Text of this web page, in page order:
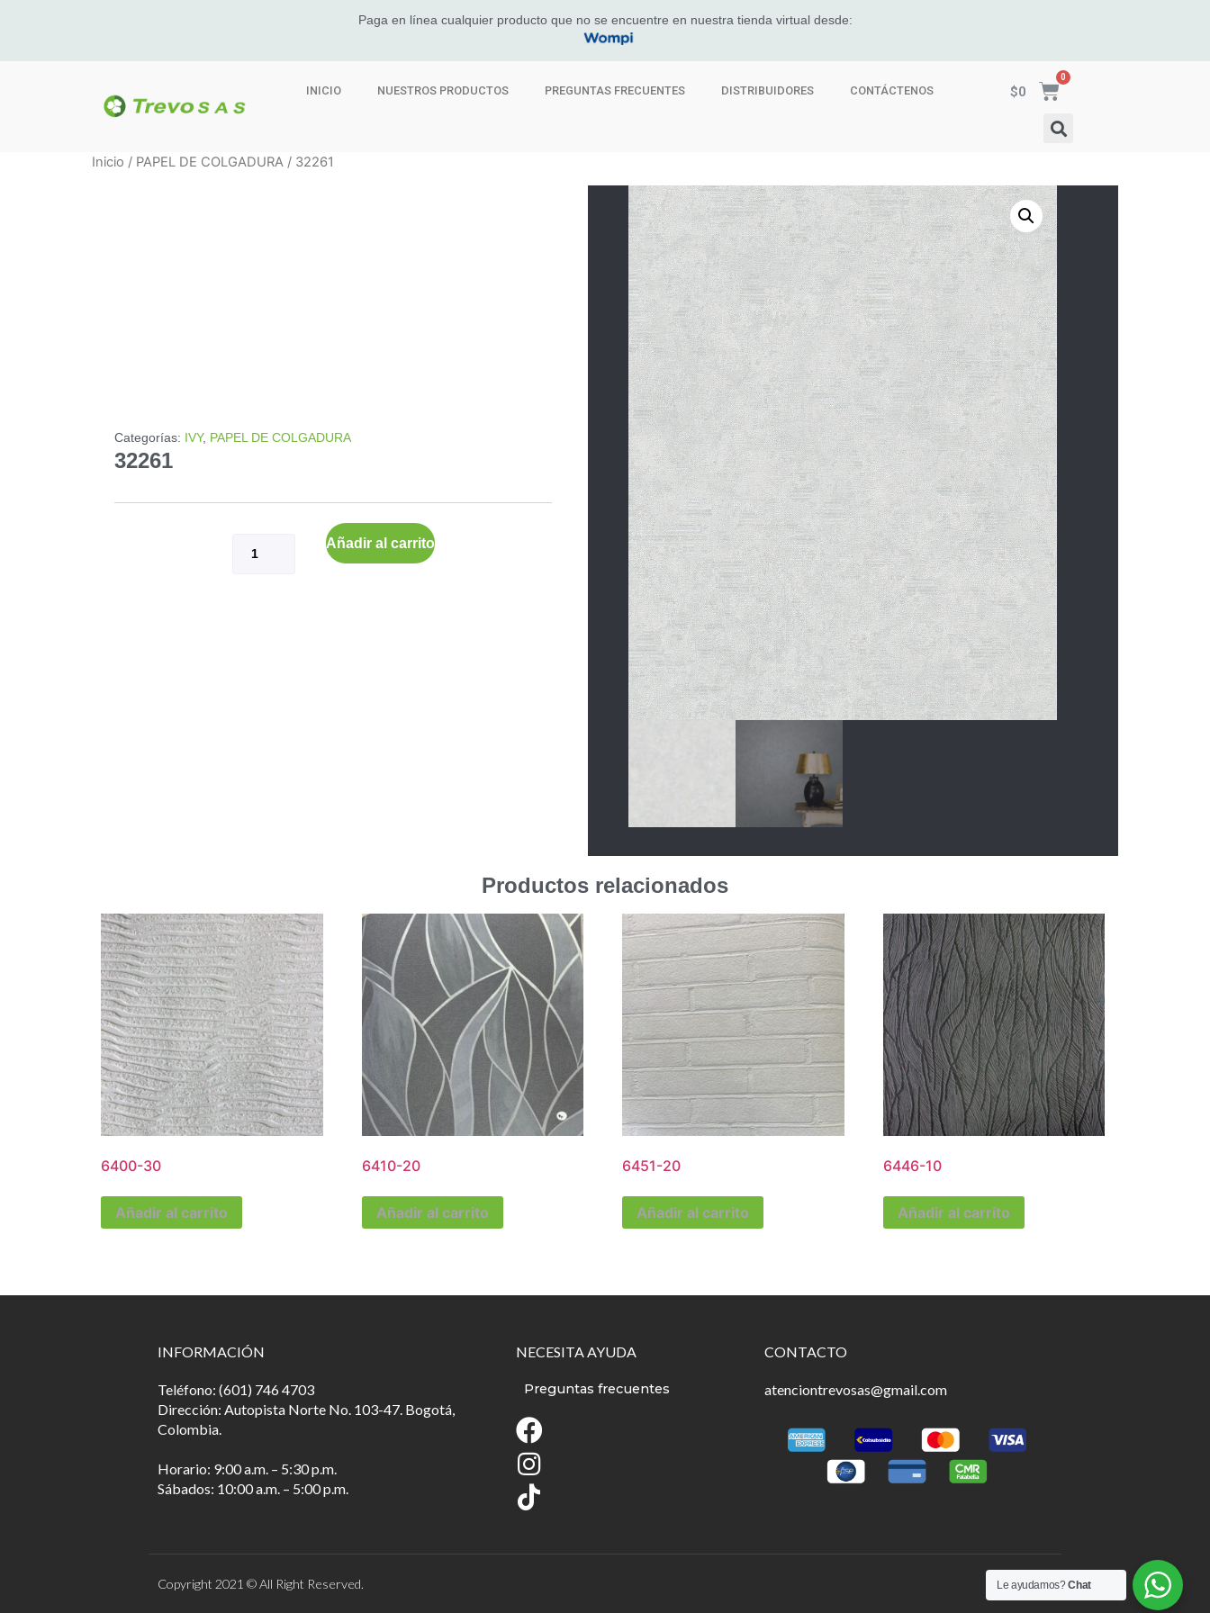
Paga en línea cualquier producto que no se encuentre en nuestra tienda virtual desde:
INICIO NUESTROS PRODUCTOS PREGUNTAS FRECUENTES DISTRIBUIDORES CONTÁCTENOS $0
Inicio / PAPEL DE COLGADURA / 32261
Categorías: IVY, PAPEL DE COLGADURA
32261
Añadir al carrito
Productos relacionados
6400-30
Añadir al carrito
6410-20
Añadir al carrito
6451-20
Añadir al carrito
6446-10
Añadir al carrito
INFORMACIÓN
Teléfono: (601) 746 4703
Dirección: Autopista Norte No. 103-47. Bogotá,
Colombia.
Horario: 9:00 a.m. – 5:30 p.m.
Sábados: 10:00 a.m. – 5:00 p.m.
NECESITA AYUDA
Preguntas frecuentes
CONTACTO
atenciontrevosas@gmail.com
Copyright 2021 © All Right Reserved. Le ayudamos?Chat